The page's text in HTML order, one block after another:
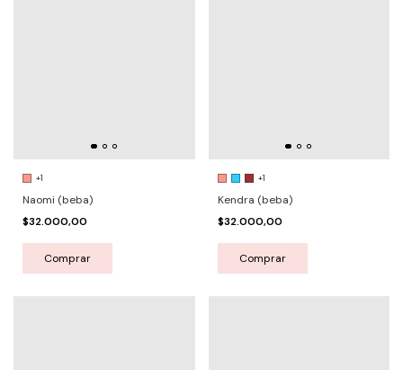
+1
Naomi (beba)
$32.000,00
Comprar
+1
Kendra (beba)
$32.000,00
Comprar